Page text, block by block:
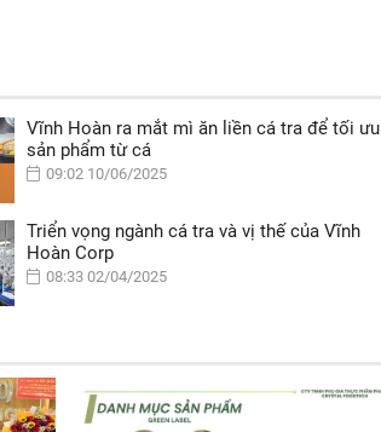
Vĩnh Hoàn ra mắt mì ăn liền cá tra để tối ưu
sản phẩm từ cá
09:02 10/06/2025
Triển vọng ngành cá tra và vị thế của Vĩnh
Hoàn Corp
08:33 02/04/2025